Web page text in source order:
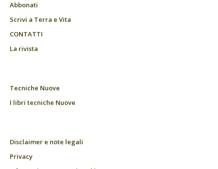
Abbonati
Scrivi a Terra e Vita
CONTATTI
La rivista
Tecniche Nuove
I libri tecniche Nuove
Disclaimer e note legali
Privacy